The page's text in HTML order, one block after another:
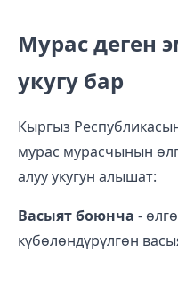
Мурас деген
укугу бар
Кыргыз
мурас мурасчынын
алуу укугун алышат:
Васыят боюнча -
күбөлөндүрүлгөн